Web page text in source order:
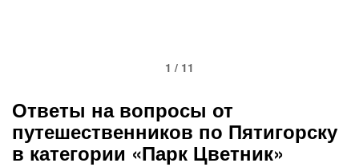
1 / 11
Ответы на вопросы от
путешественников по Пятигорску
в категории «Парк Цветник»